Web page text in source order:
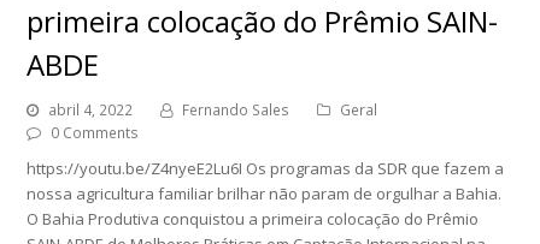
primeira colocação do Prêmio SAIN-
ABDE
abril 4, 2022 Fernando Sales
Geral
0 Comments
https://youtu.be/Z4nyeE2Lu6I Os programas da SDR que fazem a
nossa agricultura familiar brilhar não param de orgulhar a Bahia.
O Bahia Produtiva conquistou a primeira colocação do Prêmio